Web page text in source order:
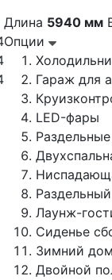
Длина 5940 мм
Опции
Гараж для
LED-фары
Лаунж-
Сиденье
Зимний дом
Двойной